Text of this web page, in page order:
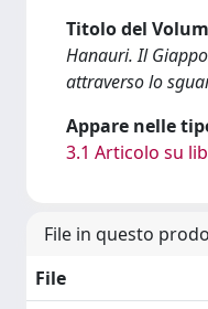
Titolo del
Hanauri. Il
attraverso lo
Appare nelle
3.1 Articolo su
File in questo
File